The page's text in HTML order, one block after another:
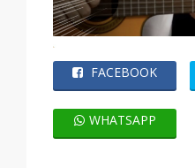
FACEBOOK
WHATSAPP